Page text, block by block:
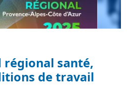
régional santé,
de travail